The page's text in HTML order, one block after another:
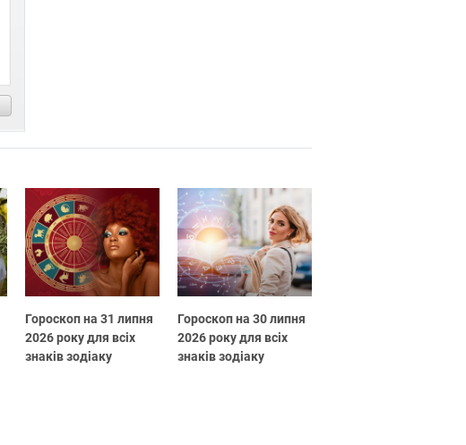
Гороскоп на 31 липня
2026 року для всіх
знаків зодіаку
Гороскоп на 30 липня
2026 року для всіх
знаків зодіаку